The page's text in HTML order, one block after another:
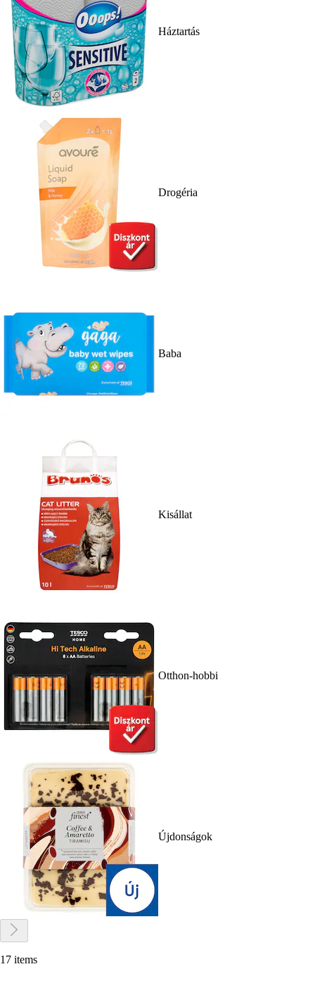
Háztartás
Drogéria
Baba
Kisállat
Otthon-hobbi
Újdonságok
17 items